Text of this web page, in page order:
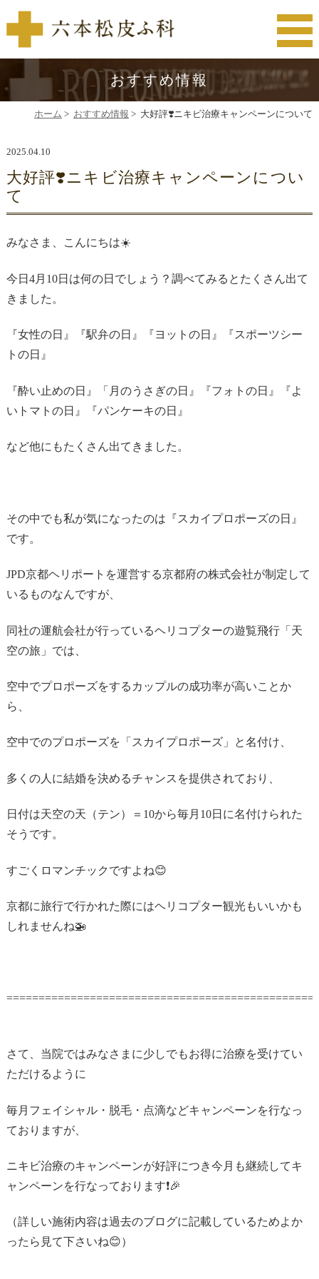
おすすめ情報
ホーム > おすすめ情報 > 大好評❣️ニキビ治療キャンペーンについて
2025.04.10
大好評❣️ニキビ治療キャンペーンについ
て
みなさま、こんにちは☀️
今日4月10日は何の日でしょう？調べてみるとたくさん出て
きました。
『女性の日』『駅弁の日』『ヨットの日』『スポーツシー
トの日』
『酔い止めの日』「月のうさぎの日』『フォトの日』『よ
いトマトの日』『パンケーキの日』
など他にもたくさん出てきました。
その中でも私が気になったのは『スカイプロポーズの日』
です。
JPD京都ヘリポートを運営する京都府の株式会社が制定して
いるものなんですが、
同社の運航会社が行っているヘリコプターの遊覧飛行「天
空の旅」では、
空中でプロポーズをするカップルの成功率が高いことか
ら、
空中でのプロポーズを「スカイプロポーズ」と名付け、
多くの人に結婚を決めるチャンスを提供されており、
日付は天空の天（テン）＝10から毎月10日に名付けられた
そうです。
すごくロマンチックですよね😊
京都に旅行で行かれた際にはヘリコプター観光もいいかも
しれませんね🚁
さて、当院ではみなさまに少しでもお得に治療を受けてい
ただけるように
毎月フェイシャル・脱毛・点滴などキャンペーンを行なっ
ておりますが、
ニキビ治療のキャンペーンが好評につき今月も継続してキ
ャンペーンを行なっております❗️🎉
（詳しい施術内容は過去のブログに記載しているためよか
ったら見て下さいね😊）